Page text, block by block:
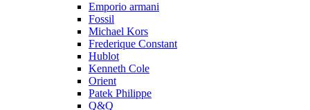
Emporio armani
Fossil
Michael Kors
Frederique Constant
Hublot
Kenneth Cole
Orient
Patek Philippe
Q&Q